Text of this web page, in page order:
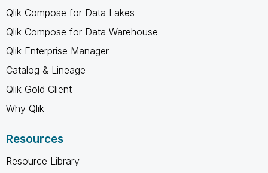
Qlik Compose for Data Lakes
Qlik Compose for Data Warehouse
Qlik Enterprise Manager
Catalog & Lineage
Qlik Gold Client
Why Qlik
Resources
Resource Library